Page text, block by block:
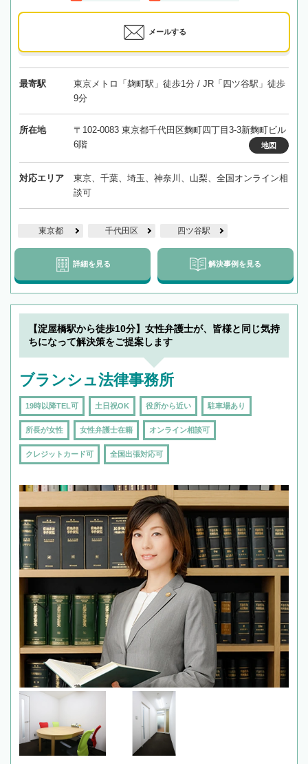
メールする
最寄駅
東京メトロ「麹町駅」徒歩1分 / JR「四ツ谷駅」徒歩
9分
所在地
〒102-0083 東京都千代田区麴町四丁目3-3新麴町ビル
6階
地図
対応エリア
東京、千葉、埼玉、神奈川、山梨、全国オンライン相
談可
東京都 千代田区 四ツ谷駅
詳細を見る 解決事例を見る
【淀屋橋駅から徒歩10分】女性弁護士が、皆様と同じ気持
ちになって解決策をご提案します
ブランシュ法律事務所
19時以降TEL可 土日祝OK 役所から近い 駐車場あり
所長が女性 女性弁護士在籍 オンライン相談可
クレジットカード可 全国出張対応可